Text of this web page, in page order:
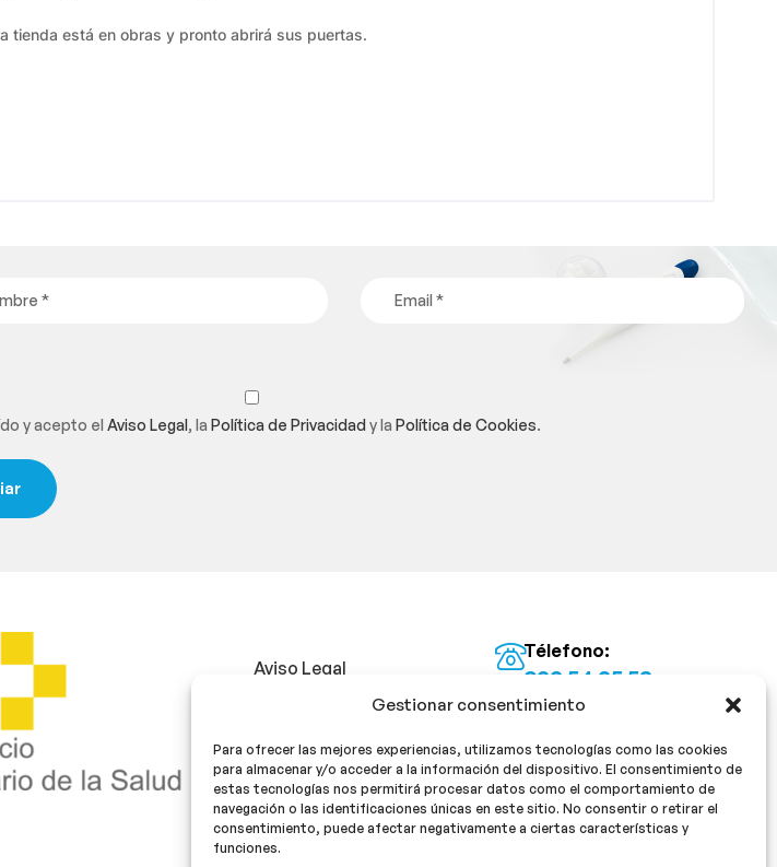
Gestionar consentimiento
Para ofrecer las mejores experiencias, utilizamos tecnologías como las cookies
para almacenar y/o acceder a la información del dispositivo. El consentimiento de
estas tecnologías nos permitirá procesar datos como el comportamiento de
navegación o las identificaciones únicas en este sitio. No consentir o retirar el
consentimiento, puede afectar negativamente a ciertas características y
funciones.
tienda está en obras y pronto abrirá sus puertas.
y acepto elAviso Legal, laPolítica de Privacidady laPolítica de Cookies.
Aviso Legal
Política de Privacidad
Política de cookies
Télefono:
922 54 25 53
Email:
¡Síguenos!